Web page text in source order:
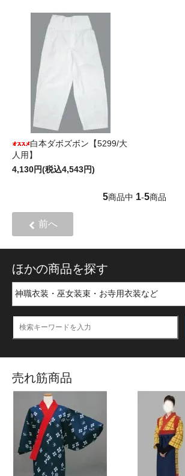
白本ダボズボン【5299/大
人用】
4,130円(税込4,543円)
5商品中 1-5商品
前へ
ほかの商品を探す
売れ筋商品